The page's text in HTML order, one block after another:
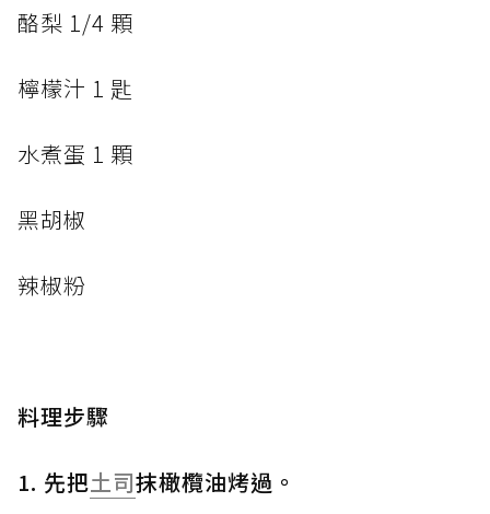
酪梨 1/4 顆
檸檬汁 1 匙
水煮蛋 1 顆
黑胡椒
辣椒粉
料理步驟
1. 先把土司抹橄欖油烤過。